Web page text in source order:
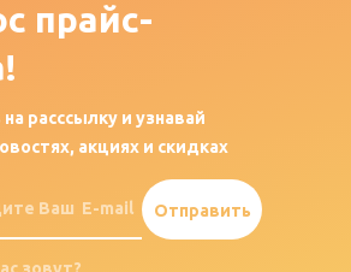
прайс-
расссылку и узнавай
акциях и скидках